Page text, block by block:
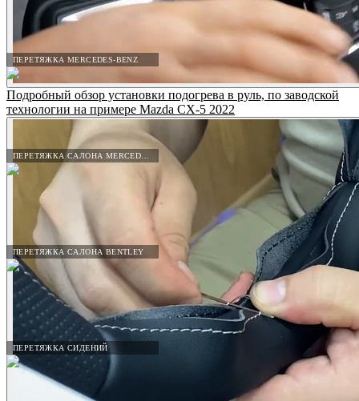
ПЕРЕТЯЖКА MERCEDES-BENZ
ПЕРЕТЯЖКА САЛОНА BENTLEY
ПЕРЕТЯЖКА СИДЕНИЙ
Подробный обзор установки подогрева в руль, по заводской
технологии на примере Mazda CX-5 2022